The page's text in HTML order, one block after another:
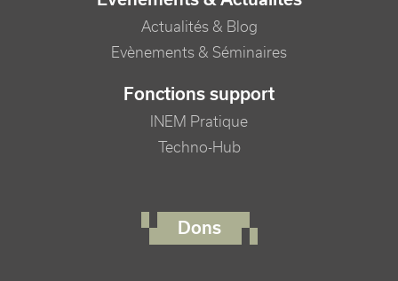
Actualités & Blog
Evènements & Séminaires
Fonctions support
INEM Pratique
Techno-Hub
Dons